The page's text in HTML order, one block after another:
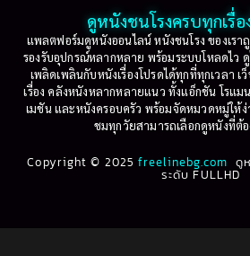
Based on Novel
Betrayal(1)
Biography(3)
Biography ชีวประวัติ
2001
1999
1997
1995
1993
1991
1987
ดูหนังชนโรงครบทุกเรื่อ
แพลตฟอร์มดูหนังออนไลน์ หนังชนโรง ของเรา
รองรับอุปกรณ์หลากหลาย พร้อมระบบโหลดไว
เพลิดเพลินกับหนังเรื่องโปรดได้ทุกที่ทุกเวลา
เรื่อง คลังหนังหลากหลายแนว ทั้งแอ็กชัน โรแ
เมชัน และหนังครอบครัว พร้อมจัดหมวดหมู่ให้
ชมทุกวัยสามารถเลือกดูหนังที่ต้
Copyright © 2025freelinebg.com ดู
ระดับ FULLHD